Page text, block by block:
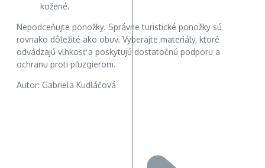
kožené.
Nepodceňujte ponožky. Správne turistické ponožky sú
rovnako dôležité ako obuv. Vyberajte materiály, ktoré
odvádzajú vlhkosť a poskytujú dostatočnú podporu a
ochranu proti pľuzgierom.
Autor: Gabriela Kudláčová